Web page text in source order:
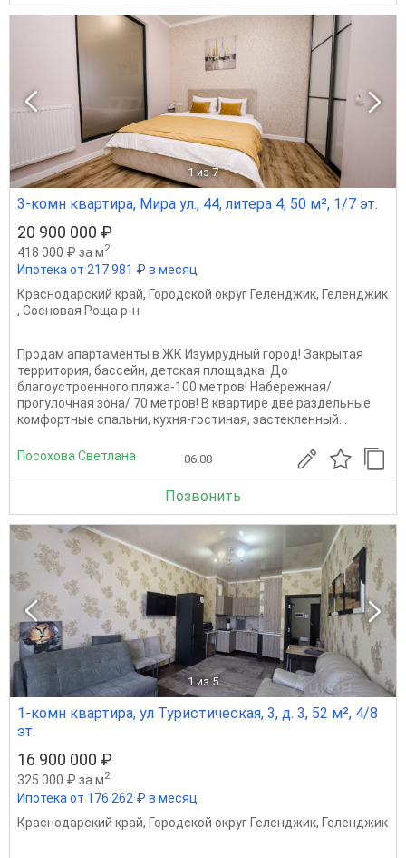
1 из 7
3-комн квартира, Мира ул., 44, литера 4, 50 м², 1/7 эт.
20 900 000 ₽
418 000 ₽ за м2
Ипотека от 217 981 ₽ в месяц
Краснодарский край, Городской округ Геленджик, Геленджик
, Сосновая Роща р-н
Продам апартаменты в ЖК Изумрудный город! Закрытая
территория, бассейн, детская площадка. До
благоустроенного пляжа-100 метров! Набережная/
прогулочная зона/ 70 метров! В квартире две раздельные
комфортные спальни, кухня-гостиная, застекленный...
Посохова Светлана 06.08
Позвонить
1 из 5
1-комн квартира, ул Туристическая, 3, д. 3, 52 м², 4/8
эт.
16 900 000 ₽
325 000 ₽ за м2
Ипотека от 176 262 ₽ в месяц
Краснодарский край, Городской округ Геленджик, Геленджик